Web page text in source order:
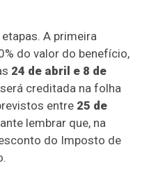
A primeira
do valor do benefício,
24 de abril e 8 de
creditada na folha
entre 25 de
lembrar que, na
do Imposto de